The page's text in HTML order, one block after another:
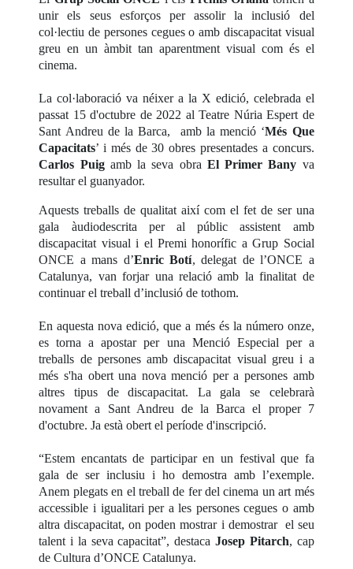
unir els seus esforços per assolir la inclusió del
col·lectiu de persones cegues o amb discapacitat visual
greu en un àmbit tan aparentment visual com és el
cinema.
La col·laboració va néixer a la X edició, celebrada el
passat 15 d'octubre de 2022 al Teatre Núria Espert de
Sant Andreu de la Barca, amb la menció ‘Més Que
Capacitats’ i més de 30 obres presentades a concurs.
Carlos Puig amb la seva obra El Primer Bany va
resultar el guanyador.
Aquests treballs de qualitat així com el fet de ser una
gala àudiodescrita per al públic assistent amb
discapacitat visual i el Premi honorífic a Grup Social
ONCE a mans d’Enric Botí, delegat de l’ONCE a
Catalunya, van forjar una relació amb la finalitat de
continuar el treball d’inclusió de tothom.
En aquesta nova edició, que a més és la número onze,
es torna a apostar per una Menció Especial per a
treballs de persones amb discapacitat visual greu i a
més s'ha obert una nova menció per a persones amb
altres tipus de discapacitat. La gala se celebrarà
novament a Sant Andreu de la Barca el proper 7
d'octubre. Ja està obert el període d'inscripció.
“Estem encantats de participar en un festival que fa
gala de ser inclusiu i ho demostra amb l’exemple.
Anem plegats en el treball de fer del cinema un art més
accessible i igualitari per a les persones cegues o amb
altra discapacitat, on poden mostrar i demostrar el seu
talent i la seva capacitat”, destacaJosep Pitarch, cap
de Cultura d’ONCE Catalunya.